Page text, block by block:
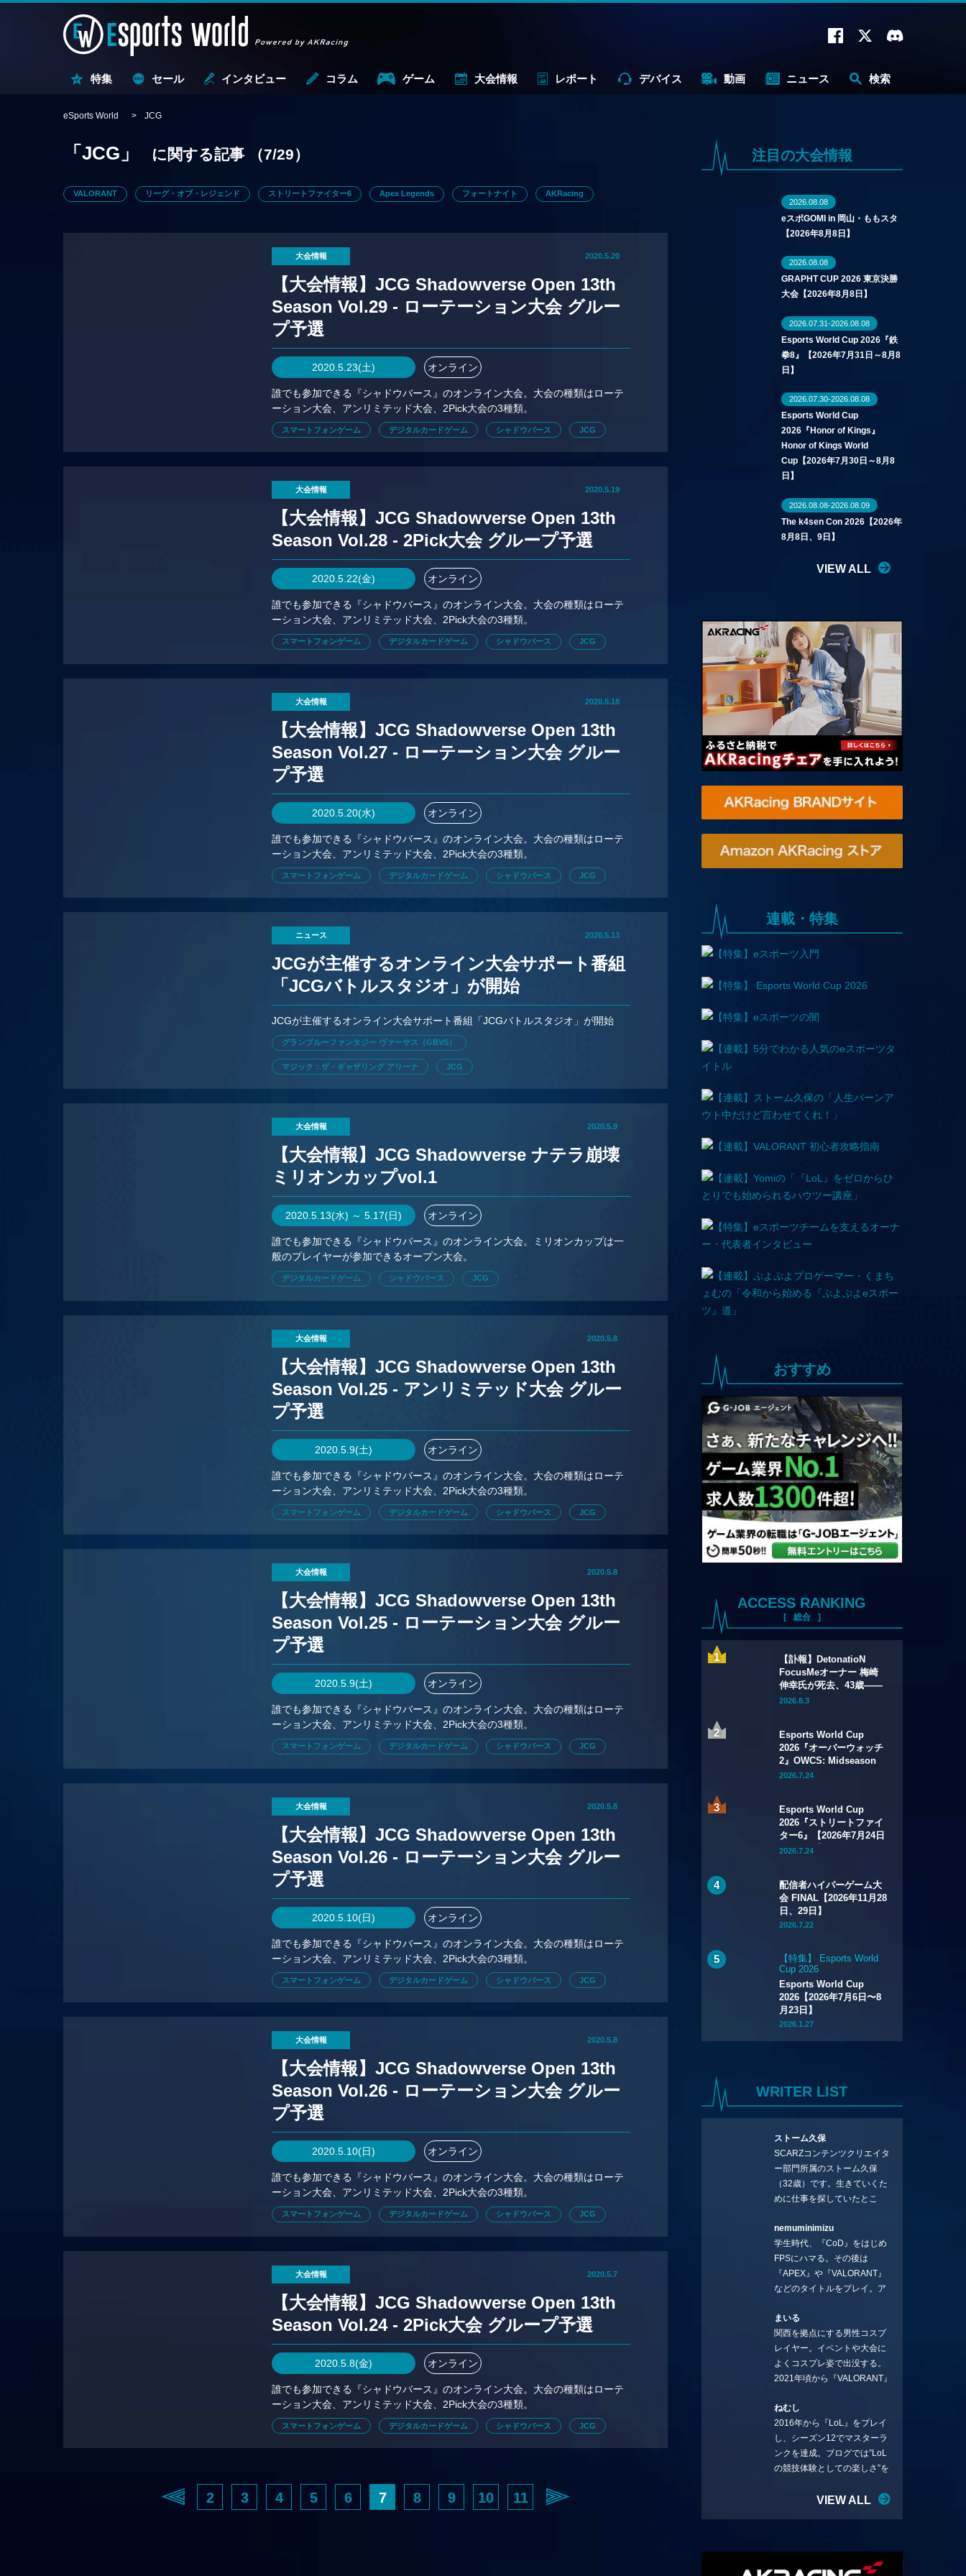
特集 セール インタビュー コラム ゲーム 大会情報 レポート デバイス 動画 ニュース 検索
eSports World JCG
「JCG」 に関する記事 （7/29）
VALORANT リーグ・オブ・レジェンド ストリートファイター6 Apex Legends フォートナイト AKRacing
大会情報 2020.5.20
【大会情報】JCG Shadowverse Open 13th
Season Vol.29 - ローテーション大会 グルー
プ予選
2020.5.23(土) オンライン
誰でも参加できる『シャドウバース』のオンライン大会。大会の種類はローテ
ーション大会、アンリミテッド大会、2Pick大会の3種類。
スマートフォンゲーム デジタルカードゲーム シャドウバース JCG
大会情報 2020.5.19
【大会情報】JCG Shadowverse Open 13th
Season Vol.28 - 2Pick大会 グループ予選
2020.5.22(金) オンライン
誰でも参加できる『シャドウバース』のオンライン大会。大会の種類はローテ
ーション大会、アンリミテッド大会、2Pick大会の3種類。
スマートフォンゲーム デジタルカードゲーム シャドウバース JCG
大会情報 2020.5.18
【大会情報】JCG Shadowverse Open 13th
Season Vol.27 - ローテーション大会 グルー
プ予選
2020.5.20(水) オンライン
誰でも参加できる『シャドウバース』のオンライン大会。大会の種類はローテ
ーション大会、アンリミテッド大会、2Pick大会の3種類。
スマートフォンゲーム デジタルカードゲーム シャドウバース JCG
ニュース 2020.5.13
JCGが主催するオンライン大会サポート番組
「JCGバトルスタジオ」が開始
JCGが主催するオンライン大会サポート番組「JCGバトルスタジオ」が開始
グランブルーファンタジー ヴァーサス（GBVS）
マジック：ザ・ギャザリング アリーナ JCG
大会情報 2020.5.9
【大会情報】JCG Shadowverse ナテラ崩壊
ミリオンカップvol.1
2020.5.13(水) ～ 5.17(日) オンライン
誰でも参加できる『シャドウバース』のオンライン大会。ミリオンカップは一
般のプレイヤーが参加できるオープン大会。
デジタルカードゲーム シャドウバース JCG
大会情報 2020.5.8
【大会情報】JCG Shadowverse Open 13th
Season Vol.25 - アンリミテッド大会 グルー
プ予選
2020.5.9(土) オンライン
誰でも参加できる『シャドウバース』のオンライン大会。大会の種類はローテ
ーション大会、アンリミテッド大会、2Pick大会の3種類。
スマートフォンゲーム デジタルカードゲーム シャドウバース JCG
大会情報 2020.5.8
【大会情報】JCG Shadowverse Open 13th
Season Vol.25 - ローテーション大会 グルー
プ予選
2020.5.9(土) オンライン
誰でも参加できる『シャドウバース』のオンライン大会。大会の種類はローテ
ーション大会、アンリミテッド大会、2Pick大会の3種類。
スマートフォンゲーム デジタルカードゲーム シャドウバース JCG
大会情報 2020.5.8
【大会情報】JCG Shadowverse Open 13th
Season Vol.26 - ローテーション大会 グルー
プ予選
2020.5.10(日) オンライン
誰でも参加できる『シャドウバース』のオンライン大会。大会の種類はローテ
ーション大会、アンリミテッド大会、2Pick大会の3種類。
スマートフォンゲーム デジタルカードゲーム シャドウバース JCG
大会情報 2020.5.8
【大会情報】JCG Shadowverse Open 13th
Season Vol.26 - ローテーション大会 グルー
プ予選
2020.5.10(日) オンライン
誰でも参加できる『シャドウバース』のオンライン大会。大会の種類はローテ
ーション大会、アンリミテッド大会、2Pick大会の3種類。
スマートフォンゲーム デジタルカードゲーム シャドウバース JCG
大会情報 2020.5.7
【大会情報】JCG Shadowverse Open 13th
Season Vol.24 - 2Pick大会 グループ予選
2020.5.8(金) オンライン
誰でも参加できる『シャドウバース』のオンライン大会。大会の種類はローテ
ーション大会、アンリミテッド大会、2Pick大会の3種類。
スマートフォンゲーム デジタルカードゲーム シャドウバース JCG
2 3 4 5 6 7 8 9 10 11
注目の大会情報
2026.08.08
eスポGOMI in 岡山・ももスタ
【2026年8月8日】
2026.08.08
GRAPHT CUP 2026 東京決勝
大会【2026年8月8日】
2026.07.31-2026.08.08
Esports World Cup 2026『鉄
拳8』【2026年7月31日～8月8
日】
2026.07.30-2026.08.08
Esports World Cup
2026『Honor of Kings』
Honor of Kings World
Cup【2026年7月30日～8月8
日】
2026.08.08-2026.08.09
The k4sen Con 2026【2026年
8月8日、9日】
VIEW ALL
連載・特集
おすすめ
ACCESS RANKING
総合
【訃報】DetonatioN
FocusMeオーナー 梅崎
伸幸氏が死去、43歳——
国内初の給与制eスポーツ
2026.8.3
Esports World Cup
2026『オーバーウォッチ
2』OWCS: Midseason
Championship【2026年
2026.7.24
Esports World Cup
2026『ストリートファイ
ター6』【2026年7月24日
～8月1日】
2026.7.24
配信者ハイパーゲーム大
会 FINAL【2026年11月28
日、29日】
2026.7.22
【特集】 Esports World
Cup 2026
Esports World Cup
2026【2026年7月6日〜8
月23日】
2026.1.27
WRITER LIST
ストーム久保
SCARZコンテンツクリエイタ
ー部門所属のストーム久保
（32歳）です。生きていくた
めに仕事を探していたとこ
コラムを連載させてもらえる
ことになりました。言いたい
ことを言っていきます。X：
https://x.com/stormKUBO
YouTube：
rmKUBO
nemuminimizu
学生時代、『CoD』をはじめ
FPSにハマる。その後は
『APEX』や『VALORANT』
などのタイトルをプレイ。ア
BGMなどを手掛ける作曲家と
フリーランスのライターの二
足の草鞋を履いて幅広く活動
中。無類のラーメン好き！
Twitter:@ongakucas
まいる
関西を拠点にする男性コスプ
レイヤー。イベントや大会に
よくコスプレ姿で出没する。
2021年頃から『VALORANT』
続ける。現在の推しチームは
「CREST GAMING」。X：
@mlunias（Photo by
Subaru.F.）
ねむし
2016年から『LoL』をプレイ
し、シーズン12でマスターラ
ンクを達成。ブログでは”LoL
の競技体験としての楽しさ”を
リーを愛し、元ADCメイン
VIEW ALL